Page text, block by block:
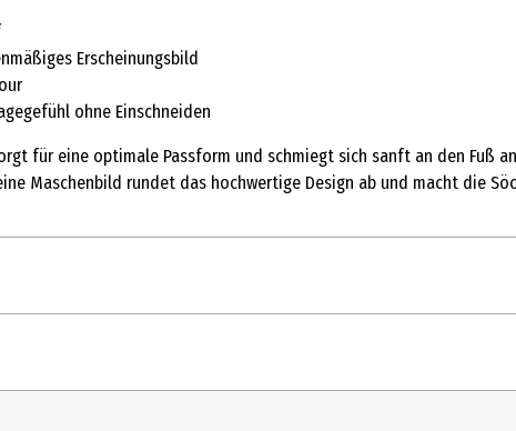
Erscheinungsbild
ohne Einschneiden
für eine optimale Passform und schmiegt sich sanft an den Fuß
Maschenbild rundet das hochwertige Design ab und macht die